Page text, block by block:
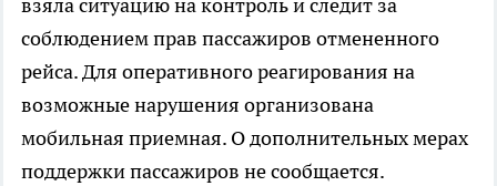
соблюдением прав пассажиров отмененного
рейса. Для оперативного реагирования на
возможные нарушения организована
мобильная приемная. О дополнительных мерах
поддержки пассажиров не сообщается.